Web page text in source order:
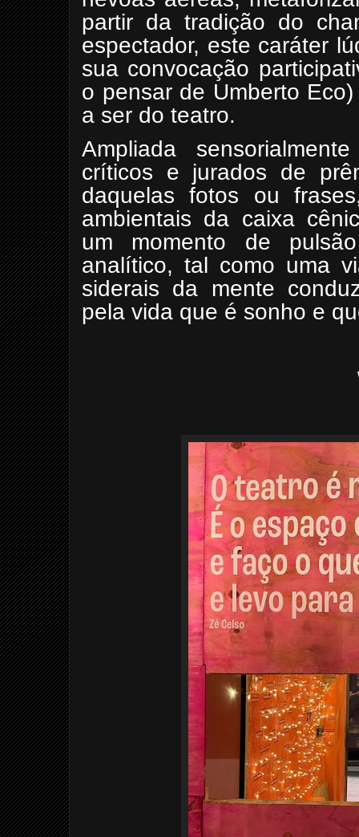
partir da tradição do
espectador, este caráter
sua convocação
o pensar de Umberto
a ser do teatro.
Ampliada
críticos e jurados de
daquelas fotos ou
ambientais da caixa
um momento de
analítico, tal como uma
siderais da mente
pela vida que é sonho e